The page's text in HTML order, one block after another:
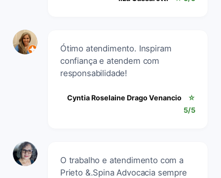
Ótimo atendimento. Inspiram
confiança e atendem com
responsabilidade!
Cyntia Roselaine Drago Venancio
☆
5/5
O trabalho e atendimento com a
Prieto &.Spina Advocacia sempre